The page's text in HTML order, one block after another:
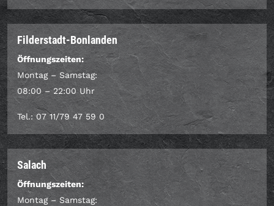
Filderstadt-Bonlanden
Öffnungszeiten:
Montag – Samstag:
08:00 – 22:00 Uhr
Tel.: 07 11/79 47 59 0
Salach
Öffnungszeiten:
Montag – Samstag: